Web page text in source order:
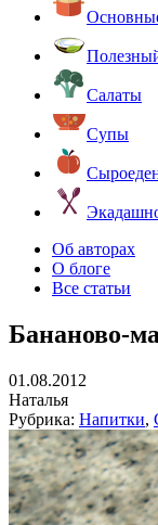
Салаты
Супы
Об авторах
О блоге
Все статьи
Бананово-
01.08.2012
Наталья
Рубрика: Напитки,